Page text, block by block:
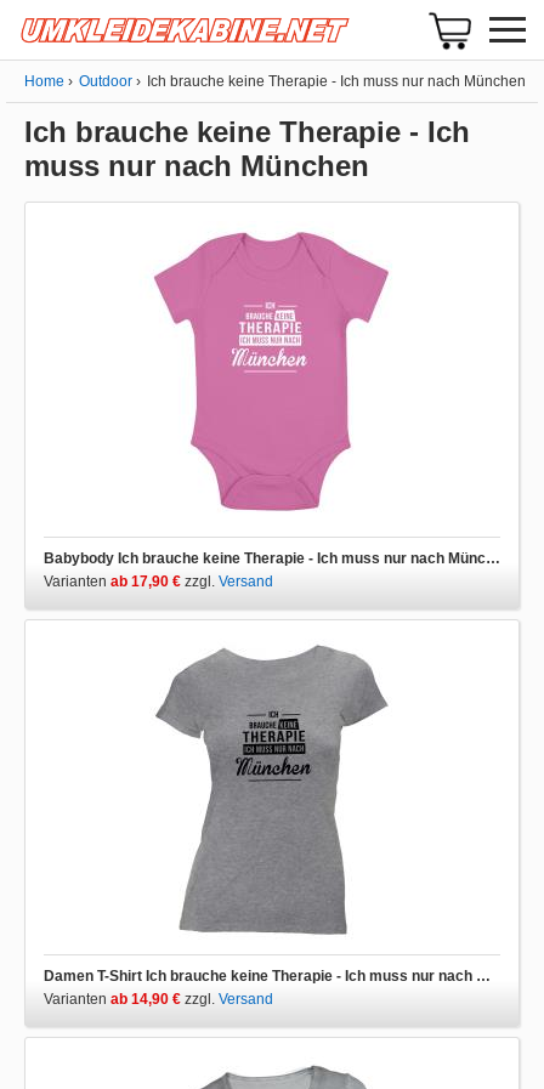
Home Outdoor Ich brauche keine Therapie - Ich muss nur nach München
Ich brauche keine Therapie - Ich
muss nur nach München
Babybody Ich brauche keine Therapie - Ich muss nur nach München
Varianten ab 17,90 € zzgl. Versand
Damen T-Shirt Ich brauche keine Therapie - Ich muss nur nach München
Varianten ab 14,90 € zzgl. Versand